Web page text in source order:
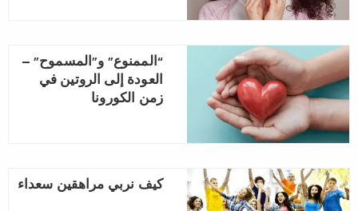
“الممنوع” و”المسموح” –
العودة إلى الروتين في
زمن الكورونا
كيف نربي مراهقين سعداء